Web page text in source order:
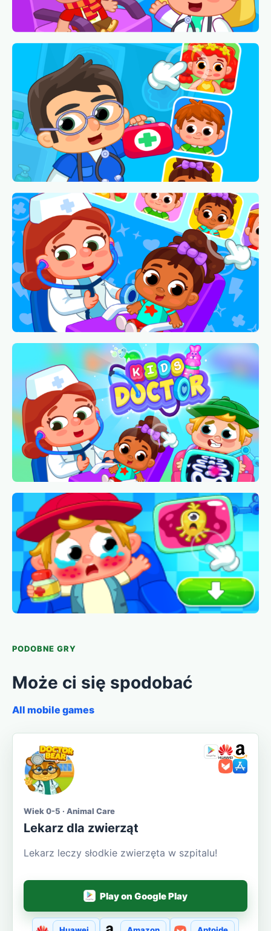
PODOBNE GRY
Może ci się spodobać
All mobile games
Wiek 0-5 · Animal Care
Lekarz dla zwierząt
Lekarz leczy słodkie zwierzęta w szpitalu!
Play on Google Play